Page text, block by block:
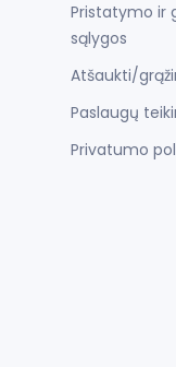
Pristatymo ir
sąlygos
Atšaukti/
Paslaugų
Privatumo